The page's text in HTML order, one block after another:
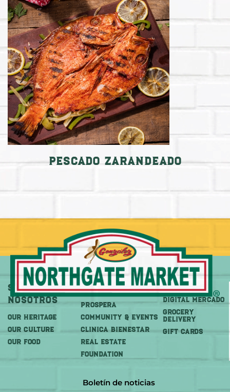
Pescado Zarandeado
Sobre
Nosotros
OUR HERITAGE
OUR CULTURE
OUR FOOD
Más
PROSPERA
COMMUNITY & EVENTS
CLINICA BIENESTAR
REAL ESTATE
FOUNDATION
Comprar
DIGITAL MERCADO
Grocery
Delivery
GIFT CARDS
Boletín de noticias